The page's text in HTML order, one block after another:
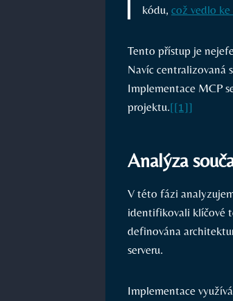
kódu, což vedlo ke
Tento⁢ přístup je
Navíc centralizovaná
Implementace MCP
projektu.[[1]]
Analýza
V této fázi
identifikovali klíčové
definována
serveru.
Implementace